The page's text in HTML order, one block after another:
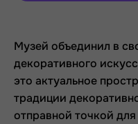
Музей объединил в
декоративного
это актуальное
традиции
отправной точкой